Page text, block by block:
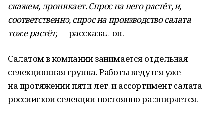
скажем, проникает. Спрос на него растёт, и,
соответственно, спрос на производство салата
тоже растёт,— рассказал он.
Салатом в компании занимается отдельная
селекционная группа. Работы ведутся уже
на протяжении пяти лет, и ассортимент салата
российской селекции постоянно расширяется.